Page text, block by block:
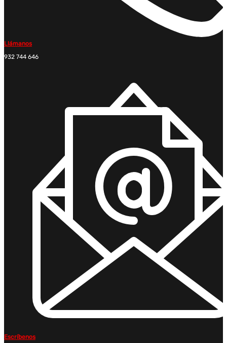
Llámanos
932 744 646
Escríbenos